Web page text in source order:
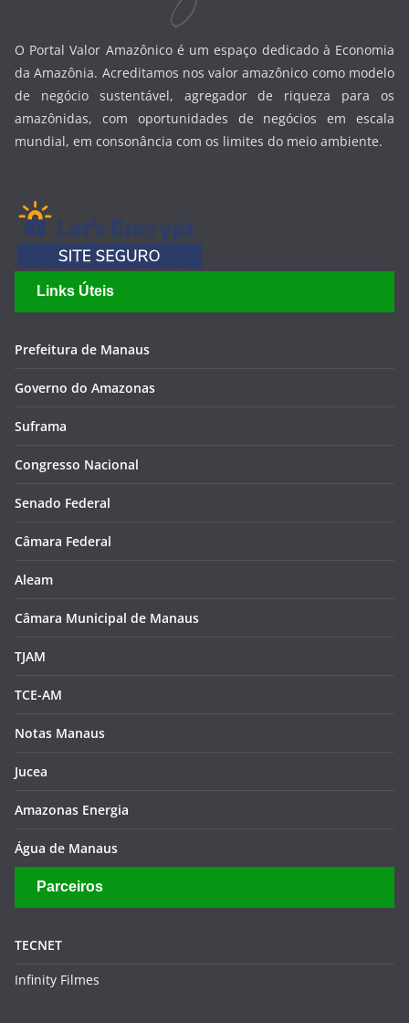
O Portal Valor Amazônico é um espaço dedicado à Economia
da Amazônia. Acreditamos nos valor amazônico como modelo
de negócio sustentável, agregador de riqueza para os
amazônidas, com oportunidades de negócios em escala
mundial, em consonância com os limites do meio ambiente.
Links Úteis
Prefeitura de Manaus
Governo do Amazonas
Suframa
Congresso Nacional
Senado Federal
Câmara Federal
Aleam
Câmara Municipal de Manaus
TJAM
TCE-AM
Notas Manaus
Jucea
Amazonas Energia
Água de Manaus
Parceiros
TECNET
Infinity Filmes